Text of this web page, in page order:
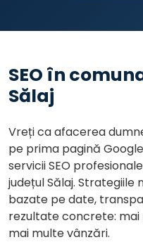
SEO în
Sălaj
Vreți ca afacerea
pe prima pagină
servicii SEO
județul Sălaj.
bazate pe date,
rezultate concrete:
mai multe vânzări.